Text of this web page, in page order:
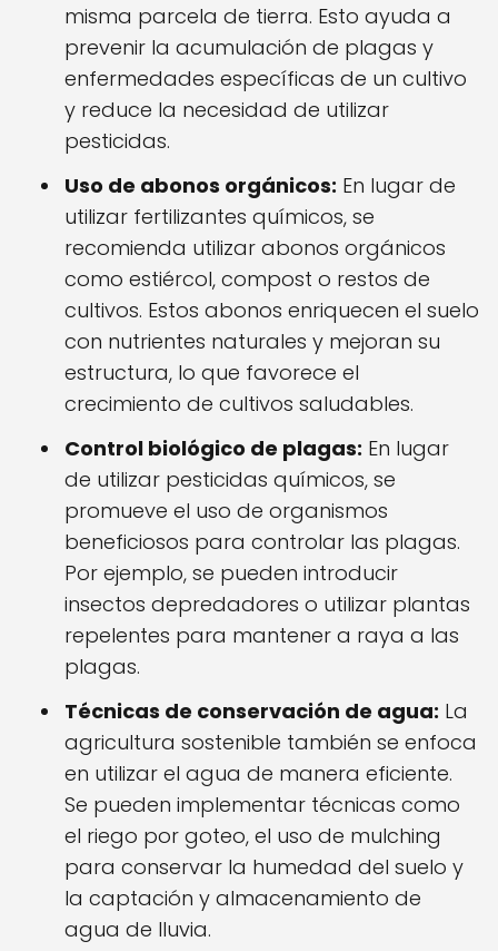
misma parcela de tierra. Esto ayuda a
prevenir la acumulación de plagas y
enfermedades específicas de un cultivo
y reduce la necesidad de utilizar
pesticidas.
Uso de abonos orgánicos: En lugar de
utilizar fertilizantes químicos, se
recomienda utilizar abonos orgánicos
como estiércol, compost o restos de
cultivos. Estos abonos enriquecen el suelo
con nutrientes naturales y mejoran su
estructura, lo que favorece el
crecimiento de cultivos saludables.
Control biológico de plagas: En lugar
de utilizar pesticidas químicos, se
promueve el uso de organismos
beneficiosos para controlar las plagas.
Por ejemplo, se pueden introducir
insectos depredadores o utilizar plantas
repelentes para mantener a raya a las
plagas.
Técnicas de conservación de agua: La
agricultura sostenible también se enfoca
en utilizar el agua de manera eficiente.
Se pueden implementar técnicas como
el riego por goteo, el uso de mulching
para conservar la humedad del suelo y
la captación y almacenamiento de
agua de lluvia.